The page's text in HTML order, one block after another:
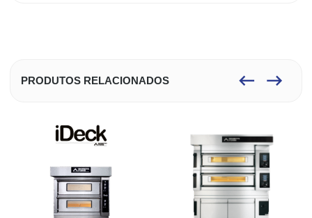
PRODUTOS RELACIONADOS